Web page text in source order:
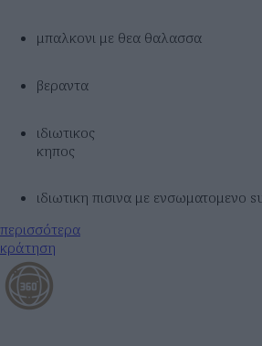
μπαλκονι με θεα θαλασσα
βεραντα
ιδιωτικος
κηπος
ιδιωτικη πισινα με ενσωματομενο
περισσότερα
κράτηση